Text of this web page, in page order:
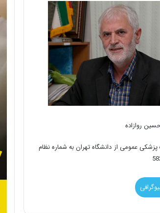
روازاده
عمومی از دانشگاه تهران به شماره نظام